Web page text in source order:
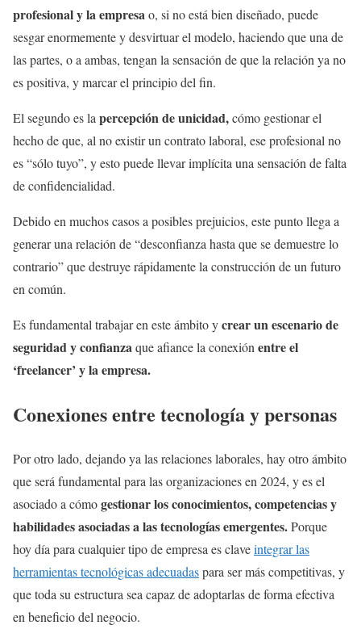
profesional y la empresao, si no está bien diseñado, puede
sesgar enormemente y desvirtuar el modelo, haciendo que una de
las partes, o a ambas, tengan la sensación de que la relación ya no
es positiva, y marcar el principio del fin.
El segundo es la percepción de unicidad,cómo gestionar el
hecho de que, al no existir un contrato laboral, ese profesional no
es “sólo tuyo”, y esto puede llevar implícita una sensación de falta
de confidencialidad.
Debido en muchos casos a posibles prejuicios, este punto llega a
generar una relación de “desconfianza hasta que se demuestre lo
contrario” que destruye rápidamente la construcción de un futuro
en común.
Es fundamental trabajar en este ámbito ycrear un escenario de
seguridad y confianzaque afiance la conexión entre el
‘freelancer’ y la empresa.
Conexiones entre tecnología y personas
Por otro lado, dejando ya las relaciones laborales, hay otro ámbito
que será fundamental para las organizaciones en 2024, y es el
asociado a cómogestionar los conocimientos, competencias y
habilidades asociadas a las tecnologías emergentes.Porque
hoy día para cualquier tipo de empresa es claveintegrar las
herramientas tecnológicas adecuadaspara ser más competitivas, y
que toda su estructura sea capaz de adoptarlas de forma efectiva
en beneficio del negocio.